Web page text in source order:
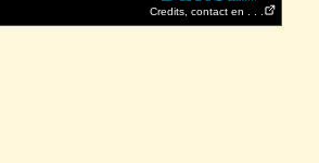
Credits, contact en . . .